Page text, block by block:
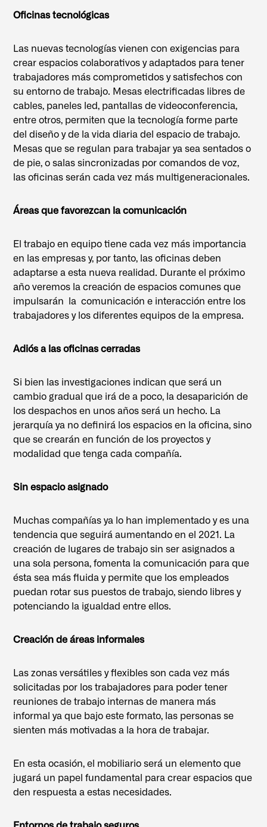
Oficinas tecnológicas
Las nuevas tecnologías vienen con exigencias para
crear espacios colaborativos y adaptados para tener
trabajadores más comprometidos y satisfechos con
su entorno de trabajo. Mesas electrificadas libres de
cables, paneles led, pantallas de videoconferencia,
entre otros, permiten que la tecnología forme parte
del diseño y de la vida diaria del espacio de trabajo.
Mesas que se regulan para trabajar ya sea sentados o
de pie, o salas sincronizadas por comandos de voz,
las oficinas serán cada vez más multigeneracionales.
Áreas que favorezcan la comunicación
El trabajo en equipo tiene cada vez más importancia
en las empresas y, por tanto, las oficinas deben
adaptarse a esta nueva realidad. Durante el próximo
año veremos la creación de espacios comunes que
impulsarán la comunicación e interacción entre los
trabajadores y los diferentes equipos de la empresa.
Adiós a las oficinas cerradas
Si bien las investigaciones indican que será un
cambio gradual que irá de a poco, la desaparición de
los despachos en unos años será un hecho. La
jerarquía ya no definirá los espacios en la oficina, sino
que se crearán en función de los proyectos y
modalidad que tenga cada compañía.
Sin espacio asignado
Muchas compañías ya lo han implementado y es una
tendencia que seguirá aumentando en el 2021. La
creación de lugares de trabajo sin ser asignados a
una sola persona, fomenta la comunicación para que
ésta sea más fluida y permite que los empleados
puedan rotar sus puestos de trabajo, siendo libres y
potenciando la igualdad entre ellos.
Creación de áreas informales
Las zonas versátiles y flexibles son cada vez más
solicitadas por los trabajadores para poder tener
reuniones de trabajo internas de manera más
informal ya que bajo este formato, las personas se
sienten más motivadas a la hora de trabajar.
En esta ocasión, el mobiliario será un elemento que
jugará un papel fundamental para crear espacios que
den respuesta a estas necesidades.